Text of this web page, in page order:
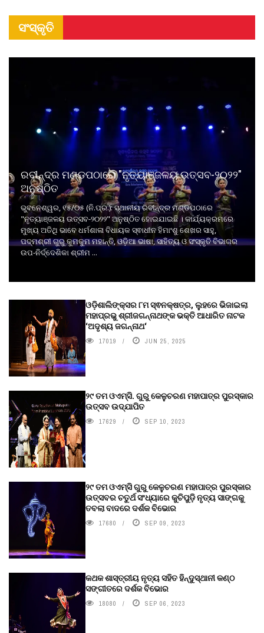
ସଂସ୍କୃତି
ରବୀନ୍ଦ୍ର ମଣ୍ଡପଠାରେ "ନୃତ୍ୟାଞ୍ଜଳୟ ଉତ୍ସବ-୨୦୨୨"
ଅନୁଷ୍ଠିତ
ଭୁବନେଶ୍ୱର, ୧୫/୦୫ (ନି.ପ୍ର.): ସ୍ଥାନୀୟ ରବୀନ୍ଦ୍ର ମଣ୍ଡପଠାରେ
"ନୃତ୍ୟାଞ୍ଜଳୟ ଉତ୍ସବ-୨୦୨୨" ଅନୁଷ୍ଠିତ ହୋଇଯାଇଛି । କାର୍ଯ୍ୟକ୍ରମରେ
ମୁଖ୍ୟ ଅତିଥି ଭାବେ ଧର୍ମଶାଳା ବିଧାୟକ ସ୍ଵାଧୀନ ହିମାଂଶୁ ଶେଖର ସାହୁ,
ପଦ୍ମଶ୍ରୀ ଗୁରୁ କୁମକୁମ ମହାନ୍ତି, ଓଡ଼ିଆ ଭାଷା, ସାହିତ୍ୟ ଓ ସଂସ୍କୃତି ବିଭାଗର
ଉପ-ନିର୍ଦ୍ଦେଶିକା ଶ୍ରୀମ ...
ଓଡ଼ିଶାଲିଙ୍କ୍ସର ୮ମ ସ୍ଵନକ୍ଷତ୍ର, ଲୁହରେ ଭିଜାଇଲା
ମହାପ୍ରଭୁ ଶ୍ରୀଜଗନ୍ନାଥଙ୍କ ଭକ୍ତି ଆଧାରିତ ନାଟକ
‘ଅଦୃଶ୍ୟ ଜଗନ୍ନାଥ‘
17019 JUN 25, 2025
୨୯ ତମ ଓଏମ୍‌ସି. ଗୁରୁ କେଳୁଚରଣ ମହାପାତ୍ର ପୁରସ୍କାର
ଉତ୍ସବ ଉଦ୍‍ଯାପିତ
17629 SEP 10, 2023
୨୯ ତମ ଓଏମ୍‌ସି ଗୁରୁ କେଳୁଚରଣ ମହାପାତ୍ର ପୁରସ୍କାର
ଉତ୍ସବର ଚତୁର୍ଥ ସଂଧ୍ୟାରେ କୁଚିପୁଡ଼ି ନୃତ୍ୟ ସାଙ୍ଗକୁ
ତବଲା ବାଦରେ ଦର୍ଶକ ବିଭୋର
17680 SEP 09, 2023
କଥକ ଶାସ୍ତ୍ରୀୟ ନୃତ୍ୟ ସହିତ ହିନ୍ଦୁସ୍ଥାନୀ କଣ୍ଠ
ସଙ୍ଗୀତରେ ଦର୍ଶକ ବିଭୋର
18080 SEP 06, 2023